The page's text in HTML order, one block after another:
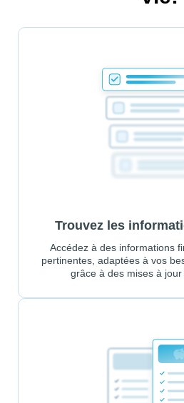
Trouvez les
Accédez à des informations
pertinentes, adaptées à vos
grâce à des mises à jour